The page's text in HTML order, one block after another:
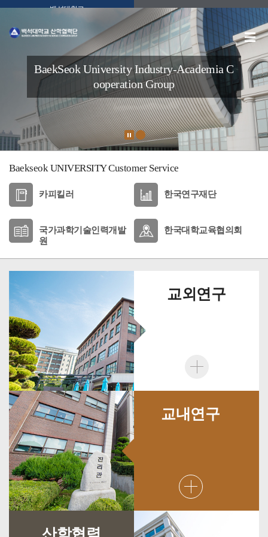
백석대학교
BaekSeok UniversityIndustry-Academia C
ooperation Group
Baekseok UNIVERSITYCustomer Service
카피킬러 한국연구재단
국가과학기술인력개발
원
한국대학교육협의회
교외연구
교내연구
산학협력